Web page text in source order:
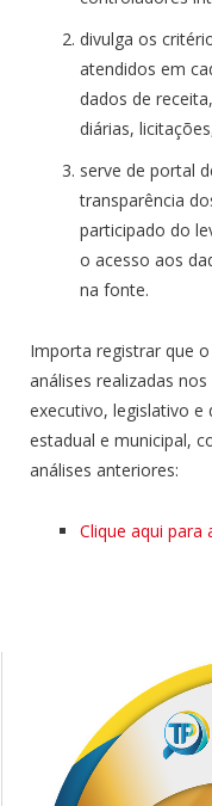
divulga os
atendidos em
dados de
diárias,
serve de portal
transparência
participado do
o acesso aos
na fonte.
Importa registrar que
análises realizadas
executivo, legislativo
estadual e municipal,
análises anteriores:
Clique aqui para